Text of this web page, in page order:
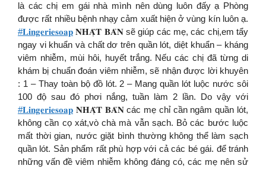
là các chị em gái nhà mình nên dùng luôn đấy ạ Phòng
được rất nhiều bệnh nhạy cảm xuất hiện ở vùng kín luôn ạ.
#𝐋𝐢𝐧𝐠𝐞𝐫𝐢𝐞𝐬𝐨𝐚𝐩 𝐍𝐇𝐀̣̂𝐓 𝐁𝐀̉𝐍 sẽ giúp các mẹ, các chị,em tẩy
ngay vi khuẩn và chất dơ trên quần lót, diệt khuẩn – kháng
viêm nhiễm, mùi hôi, huyết trắng. Nếu các chị đã từng di
khám bị chuẩn đoán viêm nhiễm, sẽ nhận được lời khuyên
: 1 – Thay toàn bộ đồ lót. 2 – Mang quần lót luộc nước sôi
100 độ sau đó phơi nắng, tuần làm 2 lần. Do vậy với
#𝐋𝐢𝐧𝐠𝐞𝐫𝐢𝐞𝐬𝐨𝐚𝐩 𝐍𝐇𝐀̣̂𝐓 𝐁𝐀̉𝐍 các mẹ chỉ cần ngâm quần lót,
không cần cọ xát,vò chà mà vẫn sạch. Bỏ các bước luộc
mất thời gian, nước giặt bình thường không thể làm sạch
quần lót. Sản phẩm rất phù hợp với cả các bé gái. để tránh
những vấn đề viêm nhiễm không đáng có, các mẹ nên sử